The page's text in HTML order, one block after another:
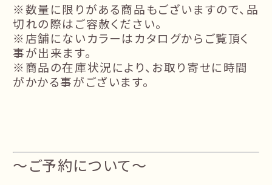
※数量に限りがある商品もございますので、品
切れの際はご容赦ください。
※店舗にないカラーはカタログからご覧頂く
事が出来ます。
※商品の在庫状況により、お取り寄せに時間
がかかる事がございます。
～ご予約について～